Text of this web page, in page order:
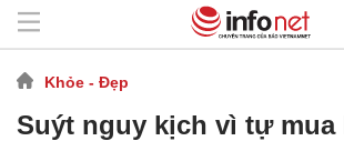
Khỏe - Đẹp
Suýt nguy kịch vì tự mua